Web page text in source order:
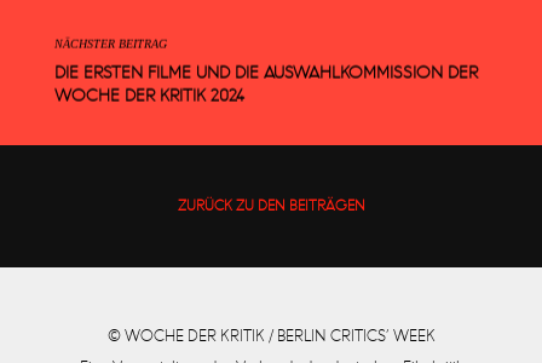
NÄCHSTER BEITRAG
DIE ERSTEN FILME UND DIE AUSWAHLKOMMISSION DER
WOCHE DER KRITIK 2024
ZURÜCK ZU DEN BEITRÄGEN
© WOCHE DER KRITIK / BERLIN CRITICS’ WEEK